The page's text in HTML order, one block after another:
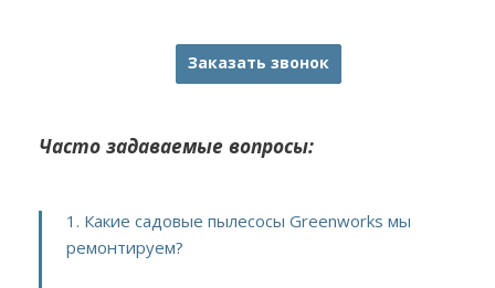
Заказать звонок
Часто задаваемые вопросы:
1. Какие садовые пылесосы Greenworks мы
ремонтируем?